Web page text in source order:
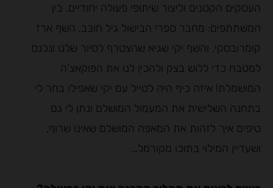
העסקים הקטנים וליצור שיתופי פעולה יחודיים. בין
המשתתפים: מחבר ספרי הבישול גיל חובב, השף ארז
קומרובסקי, והשף יקי שגיא שהצטרף לסיור שלנו ונכנס
למטבח כדי ללוש בצק ולהכין לנו את הפוקאצ'ה
המושמלת! איזה כיף היה לטייל עם יקי שאפילו בחר לי
בתחנה השלישית את המעמול המושלם ונתן לי גם
טיפים איך לזהות את המאפה המושלם שאינו שרוף,
ושעדיין המילוי בתוכו מקורמל…